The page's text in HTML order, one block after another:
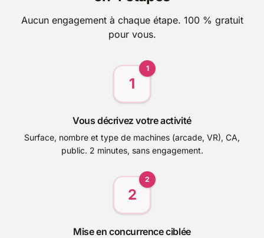
Aucun engagement à chaque étape. 100 % gratuit
pour vous.
1
1
Vous décrivez votre activité
Surface, nombre et type de machines (arcade, VR), CA,
public. 2 minutes, sans engagement.
2
2
Mise en concurrence ciblée